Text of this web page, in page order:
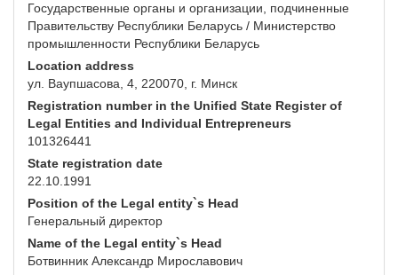
Государственные органы и организации, подчиненные
Правительству Республики Беларусь / Министерство
промышленности Республики Беларусь
Location address
ул. Ваупшасова, 4, 220070, г. Минск
Registration number in the Unified State Register of
Legal Entities and Individual Entrepreneurs
101326441
State registration date
22.10.1991
Position of the Legal entity`s Head
Генеральный директор
Name of the Legal entity`s Head
Ботвинник Александр Мирославович